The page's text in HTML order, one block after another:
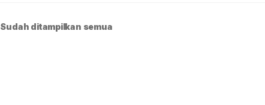
Sudah ditampilkan semua